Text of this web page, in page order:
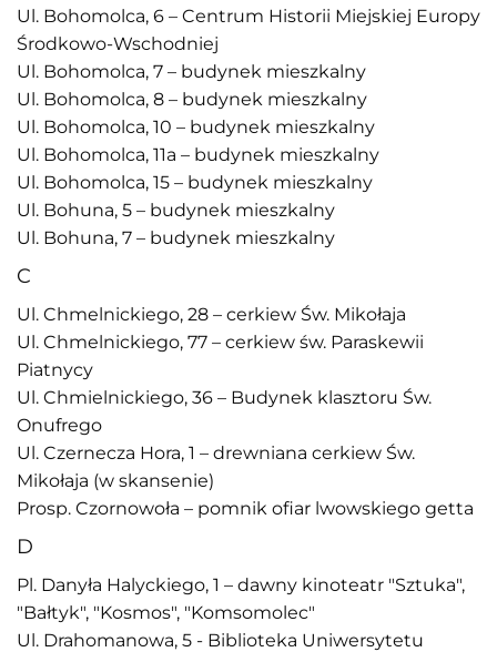
Ul. Bohomolca, 6 – Centrum Historii Miejskiej Europy
Środkowo-Wschodniej
Ul. Bohomolca, 7 – budynek mieszkalny
Ul. Bohomolca, 8 – budynek mieszkalny
Ul. Bohomolca, 10 – budynek mieszkalny
Ul. Bohomolca, 11a – budynek mieszkalny
Ul. Bohomolca, 15 – budynek mieszkalny
Ul. Bohuna, 5 – budynek mieszkalny
Ul. Bohuna, 7 – budynek mieszkalny
C
Ul. Chmelnickiego, 28 – cerkiew Św. Mikołaja
Ul. Chmelnickiego, 77 – cerkiew św. Paraskewii
Piatnycy
Ul. Chmielnickiego, 36 – Budynek klasztoru Św.
Onufrego
Ul. Czernecza Hora, 1 – drewniana cerkiew Św.
Mikołaja (w skansenie)
Prosp. Czornowoła – pomnik ofiar lwowskiego getta
D
Pl. Danyła Halyckiego, 1 – dawny kinoteatr "Sztuka",
"Bałtyk", "Kosmos", "Komsomolec"
Ul. Drahomanowa, 5 - Biblioteka Uniwersytetu